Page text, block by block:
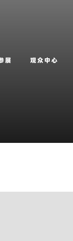
展 观众中心